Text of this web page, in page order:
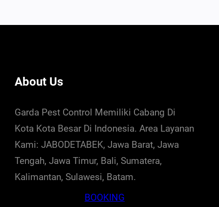
About Us
Garda Pest Control Memiliki Cabang Di
Kota Kota Besar Di Indonesia. Area Layanan
Kami: JABODETABEK, Jawa Barat, Jawa
Tengah, Jawa Timur, Bali, Sumatera,
Kalimantan, Sulawesi, Batam.
BOOKING